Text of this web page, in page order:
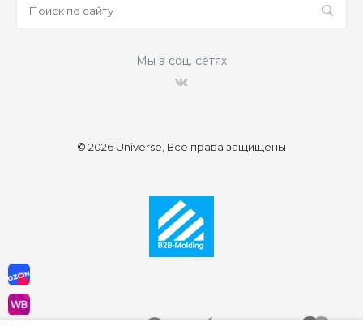
Мы в соц. сетях
© 2026 Universe, Все права защищены